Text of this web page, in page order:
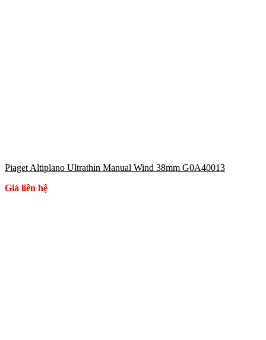
Piaget Altiplano Ultrathin Manual Wind 38mm G0A40013
Giá liên hệ